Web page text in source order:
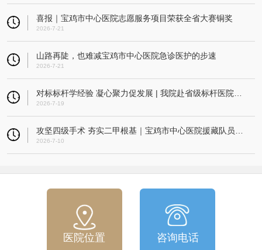
喜报｜宝鸡市中心医院志愿服务项目荣获全省大赛铜奖
2026-7-21
山路再陡，也难减宝鸡市中心医院急诊医护的步速
2026-7-21
2026-7-19
2026-7-10
医院位置 咨询电话